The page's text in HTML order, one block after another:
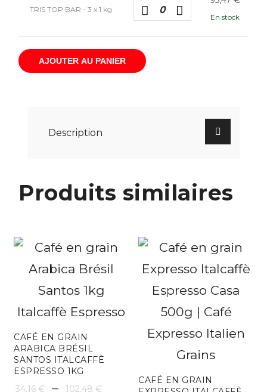
TRIS TOP BAR - 3 x 1 kg
En stock
AJOUTER AU PANIER
Description
Produits similaires
CAFÉ EN GRAIN
ARABICA BRÉSIL
SANTOS ITALCAFFÈ
ESPRESSO 1KG
34,16 € – 102,48 €
CAFÉ EN GRAIN